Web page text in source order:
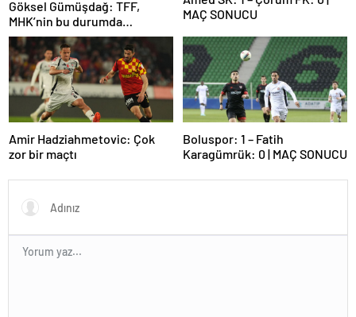
Göksel Gümüşdağ: TFF,
MHK’nin bu durumda
olmasının sorumlusudur
MAÇ SONUCU
Amir Hadziahmetovic: Çok
zor bir maçtı
Boluspor: 1 – Fatih
Karagümrük: 0 | MAÇ SONUCU